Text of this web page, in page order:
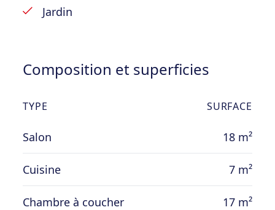
Jardin
Composition et superficies
TYPE SURFACE
Salon 18 m²
Cuisine 7 m²
Chambre à coucher 17 m²